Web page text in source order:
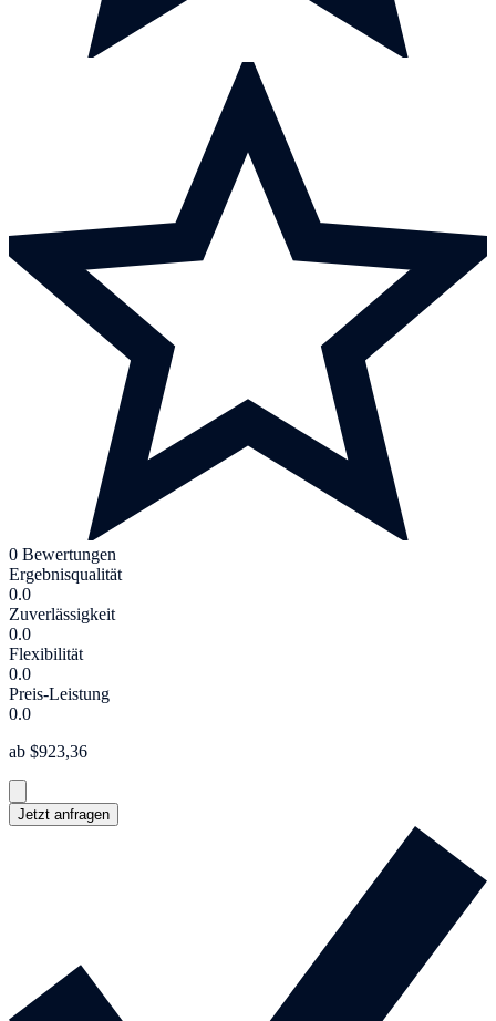
0 Bewertungen
Ergebnisqualität
0.0
Zuverlässigkeit
0.0
Flexibilität
0.0
Preis-Leistung
0.0
ab $923,36
Jetzt anfragen